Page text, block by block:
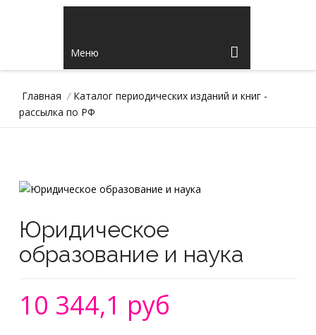
Меню
Главная / Каталог периодических изданий и книг -
рассылка по РФ
Юридическое
образование и наука
10 344,1 руб